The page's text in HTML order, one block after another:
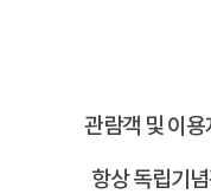
관람객 및 이
항상 독립기